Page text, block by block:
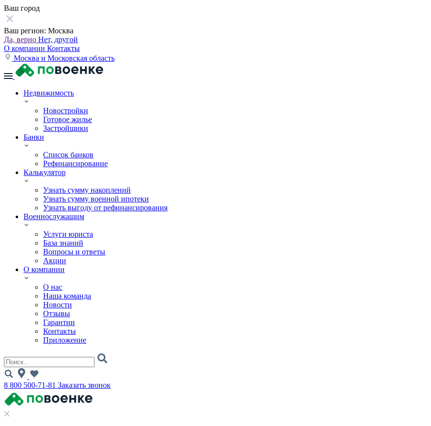
Ваш город
Ваш регион: Москва
Да, верно Нет, другой
О компании Контакты
Москва и Московская область
Недвижимость
Новостройки
Готовое жилье
Застройщики
Банки
Список банков
Рефинансирование
Калькулятор
Узнать сумму накоплений
Узнать сумму военной ипотеки
Узнать выгоду от рефинансирования
Военнослужащим
Услуги юриста
База знаний
Вопросы и ответы
Акции
О компании
О нас
Наша команда
Новости
Отзывы
Гарантии
Контакты
Приложение
8 800 500-71-81 Заказать звонок